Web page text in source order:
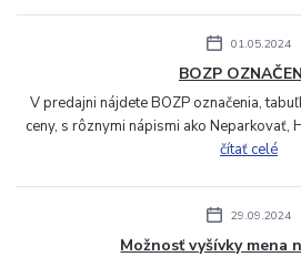
01.05.2024
BOZP
V predajni nájdete BOZP označenia,
ceny, s rôznymi nápismi ako Neparkovať,
čítať celé
29.09.2024
Možnosť vyšívky mena